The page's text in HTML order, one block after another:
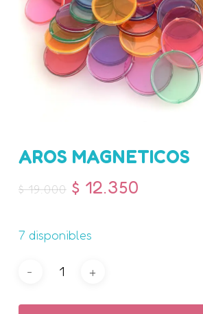
AROS MAGNETICOS
$19.000 $ 12.350
7 disponibles
Correo electrónico